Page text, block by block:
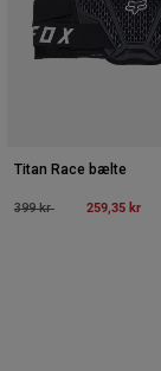
Titan Race bælte
Price reduced from
399 krto 259,35 kr